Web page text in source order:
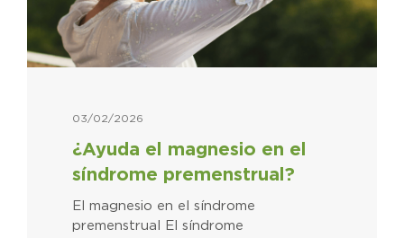
¿Ayuda el magnesio en el
síndrome premenstrual?
03/02/2026
El magnesio en el síndrome
premenstrual El síndrome